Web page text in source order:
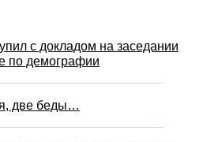
с докладом на заседании
по демографии
две беды…